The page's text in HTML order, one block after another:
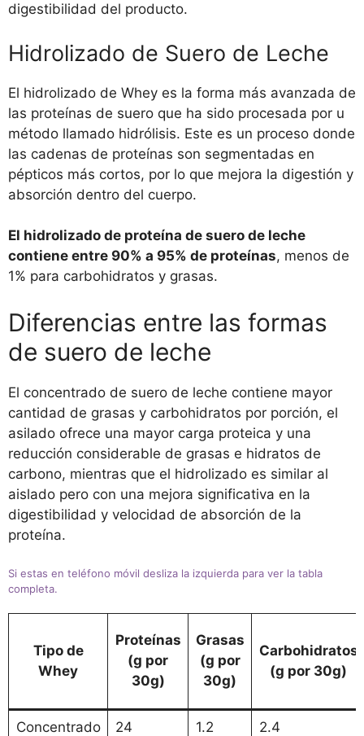
digestibilidad del producto.
Hidrolizado de Suero de Leche
El hidrolizado de Whey es la forma más avanzada de
las proteínas de suero que ha sido procesada por u
método llamado hidrólisis. Este es un proceso donde
las cadenas de proteínas son segmentadas en
pépticos más cortos, por lo que mejora la digestión y
absorción dentro del cuerpo.
El hidrolizado de proteína de suero de leche
contiene entre 90% a 95% de proteínas, menos de
1% para carbohidratos y grasas.
Diferencias entre las formas
de suero de leche
El concentrado de suero de leche contiene mayor
cantidad de grasas y carbohidratos por porción, el
asilado ofrece una mayor carga proteica y una
reducción considerable de grasas e hidratos de
carbono, mientras que el hidrolizado es similar al
aislado pero con una mejora significativa en la
digestibilidad y velocidad de absorción de la
proteína.
Si estas en teléfono móvil desliza la izquierda para ver la tabla
completa.
Tipo de
Whey
Proteínas
(g por
30g)
Grasas
(g por
30g)
Carbohidratos
(g por 30g)
Concentrado 24 1.2 2.4